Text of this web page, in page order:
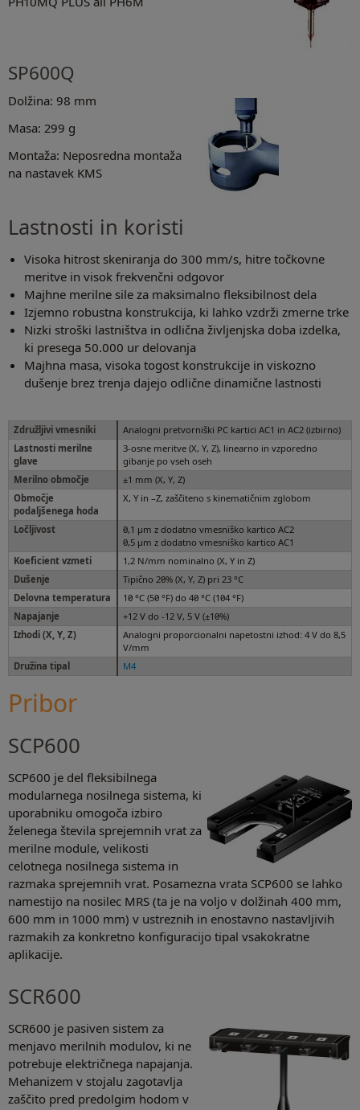
SP600Q
Dolžina: 98 mm
Masa: 299 g
Montaža: Neposredna montaža
na nastavek KMS
Lastnosti in koristi
Visoka hitrost skeniranja do 300 mm/s, hitre točkovne
meritve in visok frekvenčni odgovor
Majhne merilne sile za maksimalno fleksibilnost dela
Izjemno robustna konstrukcija, ki lahko vzdrži zmerne trke
Nizki stroški lastništva in odlična življenjska doba izdelka,
ki presega 50.000 ur delovanja
Majhna masa, visoka togost konstrukcije in viskozno
dušenje brez trenja dajejo odlične dinamične lastnosti
Združljivi vmesniki
Analogni pretvorniški PC kartici AC1 in AC2 (izbirno)
Lastnosti merilne
glave
3-osne meritve (X, Y, Z), linearno in vzporedno
gibanje po vseh oseh
Merilno območje
±1 mm (X, Y, Z)
Območje
podaljšenega hoda
X, Y in –Z, zaščiteno s kinematičnim zglobom
Ločljivost
0,1 µm z dodatno vmesniško kartico AC2
0,5 µm z dodatno vmesniško kartico AC1
Koeficient vzmeti
1,2 N/mm nominalno (X, Y in Z)
Dušenje
Tipično 20% (X, Y, Z) pri 23 °C
Delovna temperatura
10 °C (50 °F) do 40 °C (104 °F)
Napajanje
+12 V do -12 V, 5 V (±10%)
Izhodi (X, Y, Z)
Analogni proporcionalni napetostni izhod: 4 V do 8,5
V/mm
Družina tipal
M4
Pribor
SCP600
SCP600 je del fleksibilnega
modularnega nosilnega sistema, ki
uporabniku omogoča izbiro
želenega števila sprejemnih vrat za
merilne module, velikosti
celotnega nosilnega sistema in
razmaka sprejemnih vrat. Posamezna vrata SCP600 se lahko
namestijo na nosilec MRS (ta je na voljo v dolžinah 400 mm,
600 mm in 1000 mm) v ustreznih in enostavno nastavljivih
razmakih za konkretno konfiguracijo tipal vsakokratne
aplikacije.
SCR600
SCR600 je pasiven sistem za
menjavo merilnih modulov, ki ne
potrebuje električnega napajanja.
Mehanizem v stojalu zagotavlja
zaščito pred predolgim hodom v